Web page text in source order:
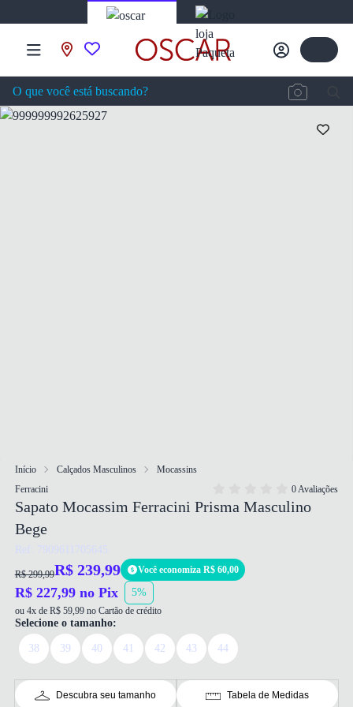
Início Calçados Masculinos
Mocassins
Ferracini
0 Avaliações
Sapato Mocassim Ferracini Prisma Masculino
Bege
Ref: 7909611705645
R$ 299,99R$ 239,99 Você economiza R$ 60,00
R$ 227,99 no Pix 5%
ou 4x de R$ 59,99 no Cartão de crédito
Selecione o tamanho:
38 39 40 41 42 43 44
Descubra seu tamanho Tabela de Medidas